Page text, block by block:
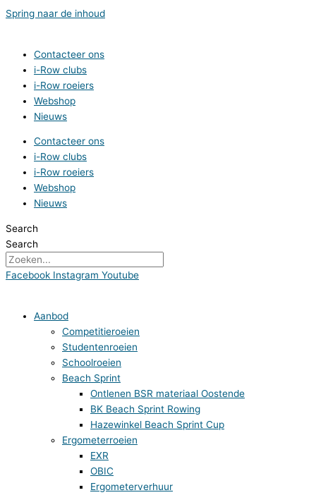
Spring naar de inhoud
Contacteer ons
i-Row clubs
i-Row roeiers
Webshop
Nieuws
Contacteer ons
i-Row clubs
i-Row roeiers
Webshop
Nieuws
Search
Search
Facebook Instagram Youtube
Aanbod
Competitieroeien
Studentenroeien
Schoolroeien
Beach Sprint
Ontlenen BSR materiaal Oostende
BK Beach Sprint Rowing
Hazewinkel Beach Sprint Cup
Ergometerroeien
EXR
OBIC
Ergometerverhuur